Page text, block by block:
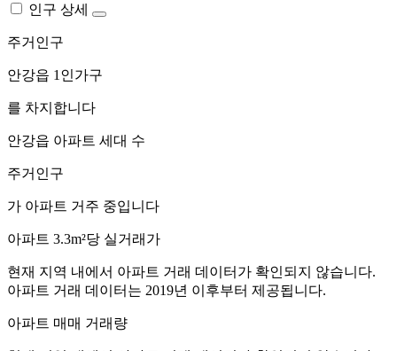
인구 상세
주거인구
안강읍 1인가구
를 차지합니다
안강읍 아파트 세대 수
주거인구
가 아파트 거주 중입니다
아파트 3.3m²당 실거래가
현재 지역 내에서 아파트 거래 데이터가 확인되지 않습니다.
아파트 거래 데이터는 2019년 이후부터 제공됩니다.
아파트 매매 거래량